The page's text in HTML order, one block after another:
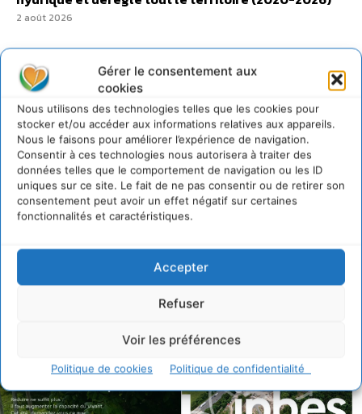
Gérer le consentement aux
cookies
Nous utilisons des technologies telles que les cookies pour
stocker et/ou accéder aux informations relatives aux appareils.
Nous le faisons pour améliorer l’expérience de navigation.
Consentir à ces technologies nous autorisera à traiter des
données telles que le comportement de navigation ou les ID
uniques sur ce site. Le fait de ne pas consentir ou de retirer son
consentement peut avoir un effet négatif sur certaines
fonctionnalités et caractéristiques.
Accepter
Refuser
Voir les préférences
Politique de cookies Politique de confidentialité
2 août 2026
@cdurableinfo
273Suiveurs
Suivre